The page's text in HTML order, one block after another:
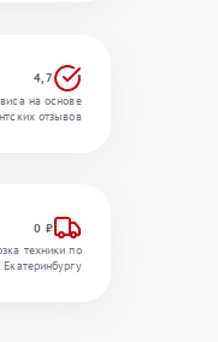
4,7
на основе
отзывов
0 ₽
техники по
Екатеринбургу